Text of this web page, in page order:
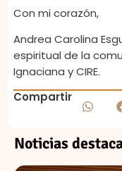
Con mi corazón,
Andrea Carolina
espiritual de la
Ignaciana y CIRE.
Compartir
Noticias